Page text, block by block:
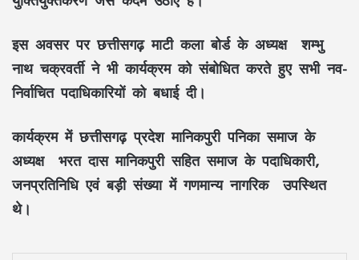
इस अवसर पर छत्तीसगढ़ माटी कला बोर्ड के अध्यक्ष शम्भु
नाथ चक्रवर्ती ने भी कार्यक्रम को संबोधित करते हुए सभी नव-
निर्वाचित पदाधिकारियों को बधाई दी।
कार्यक्रम में छत्तीसगढ़ प्रदेश मानिकपुरी पनिका समाज के
अध्यक्ष भरत दास मानिकपुरी सहित समाज के पदाधिकारी,
जनप्रतिनिधि एवं बड़ी संख्या में गणमान्य नागरिक उपस्थित
थे।